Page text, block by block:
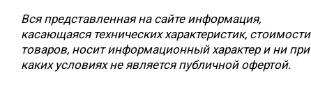
Вся представленная на сайте информация,
касающаяся технических характеристик, стоимости
товаров, носит информационный характер и ни при
каких условиях не является публичной офертой.